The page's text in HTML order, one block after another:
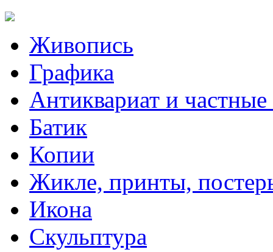
Живопись
Графика
Антиквариат и
Батик
Копии
Жикле, принты,
Икона
Скульптура